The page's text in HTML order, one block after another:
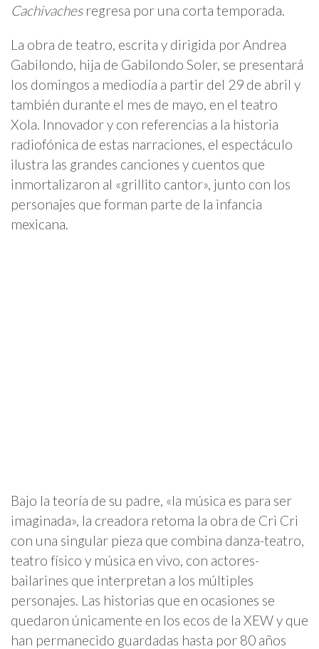
Cachivachesregresa por una corta temporada.
La obra de teatro, escrita y dirigida por Andrea
Gabilondo, hija de Gabilondo Soler, se presentará
los domingos a mediodía a partir del 29 de abril y
también durante el mes de mayo, en el teatro
Xola. Innovador y con referencias a la historia
radiofónica de estas narraciones, el espectáculo
ilustra las grandes canciones y cuentos que
inmortalizaron al «grillito cantor», junto con los
personajes que forman parte de la infancia
mexicana.
Bajo la teoría de su padre, «la música es para ser
imaginada», la creadora retoma la obra de Cri Cri
con una singular pieza que combina danza-teatro,
teatro físico y música en vivo, con actores-
bailarines que interpretan a los múltiples
personajes. Las historias que en ocasiones se
quedaron únicamente en los ecos de la XEW y que
han permanecido guardadas hasta por 80 años